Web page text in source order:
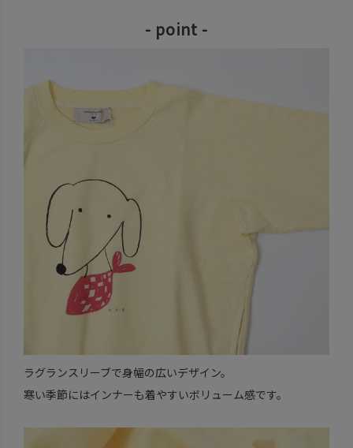
- point -
ラグランスリーブで身幅の広いデザイン。
寒い季節にはインナーも着やすいボリューム感です。